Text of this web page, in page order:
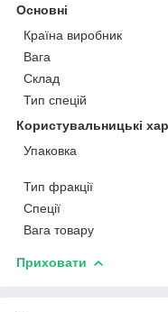
Основні
Країна виробник
Вага
Склад
Тип спецій
Користувальницькі
Упаковка
Тип фракції
Спеції
Вага товару
Приховати